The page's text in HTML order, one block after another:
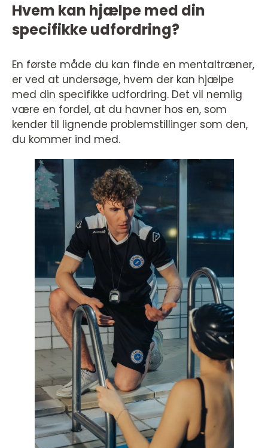
Hvem kan hjælpe med din
specifikke udfordring?
En første måde du kan finde en mentaltræner,
er ved at undersøge, hvem der kan hjælpe
med din specifikke udfordring. Det vil nemlig
være en fordel, at du havner hos en, som
kender til lignende problemstillinger som den,
du kommer ind med.